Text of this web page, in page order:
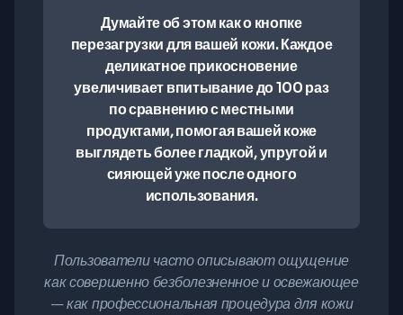
Думайте об этом как о кнопке
перезагрузки для вашей кожи. Каждое
деликатное прикосновение
увеличивает впитывание до 100 раз
по сравнению с местными
продуктами, помогая вашей коже
выглядеть более гладкой, упругой и
сияющей уже после одного
использования.
Пользователи часто описывают ощущение
как совершенно безболезненное и освежающее
— как профессиональная процедура для кожи